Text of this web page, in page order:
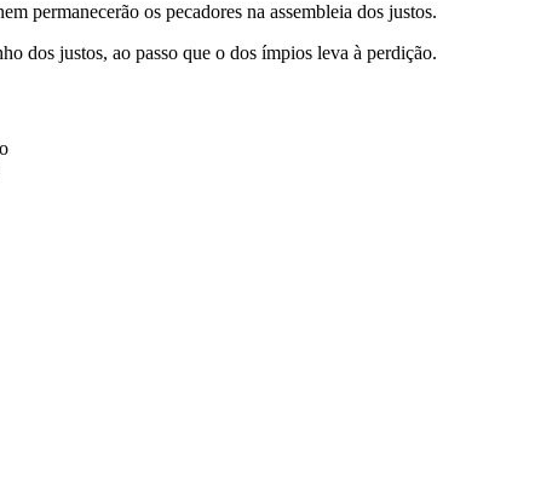
permanecerão os pecadores na assembleia dos justos.
dos justos, ao passo que o dos ímpios leva à perdição.